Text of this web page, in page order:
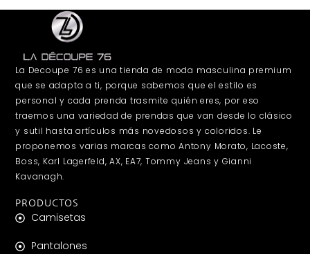
La Decoupe 76 es una tienda de moda masculina premium
que se adapta a ti, porque sabemos que el estilo es
personal y cada prenda trasmite quién eres, por eso
traemos una variedad de prendas que van desde lo clásico
y sutil hasta artículos más novedosos y coloridos. Le
proponemos varias marcas como Antony Morato, Lacoste,
Boss, Karl Lagerfeld, AX, EA7, Tommy Jeans y Gianni
Kavanagh.
PRODUCTOS
Camisetas
Pantalones